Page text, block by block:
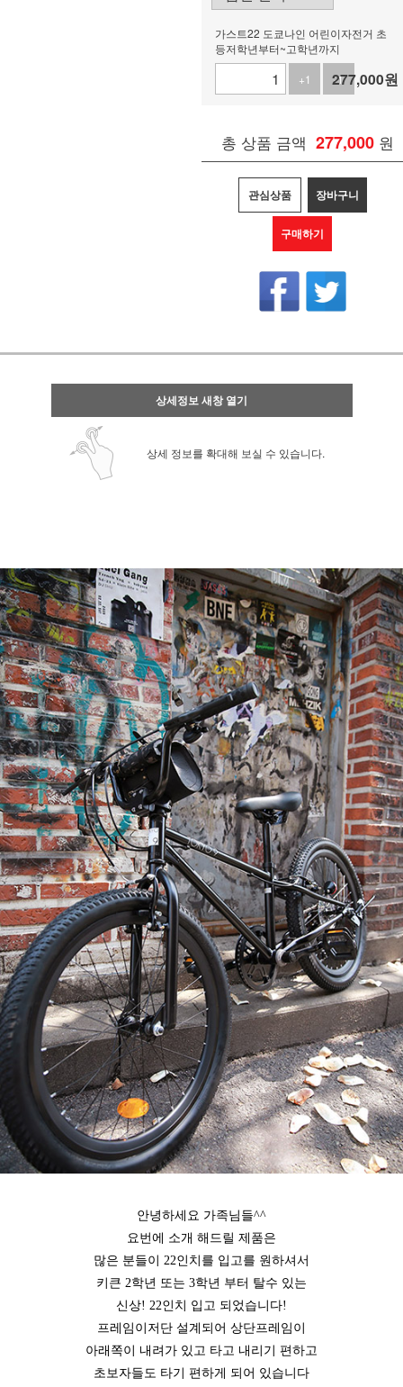
가스트22 도쿄나인 어린이자전거 초
등저학년부터~고학년까지
+1
-1
277,000원
총 상품 금액 277,000 원
관심상품 장바구니
구매하기
상세정보 새창 열기
상세 정보를 확대해 보실 수 있습니다.
안녕하세요 가족님들^^
요번에 소개 해드릴 제품은
많은 분들이 22인치를 입고를 원하셔서
키큰 2학년 또는 3학년 부터 탈수 있는
신상! 22인치 입고 되었습니다!
프레임이저단 설계되어 상단프레임이
아래쪽이 내려가 있고 타고 내리기 편하고
초보자들도 타기 편하게 되어 있습니다